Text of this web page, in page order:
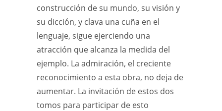
construcción de su mundo, su visión y
su dicción, y clava una cuña en el
lenguaje, sigue ejerciendo una
atracción que alcanza la medida del
ejemplo. La admiración, el creciente
reconocimiento a esta obra, no deja de
aumentar. La invitación de estos dos
tomos para participar de esto